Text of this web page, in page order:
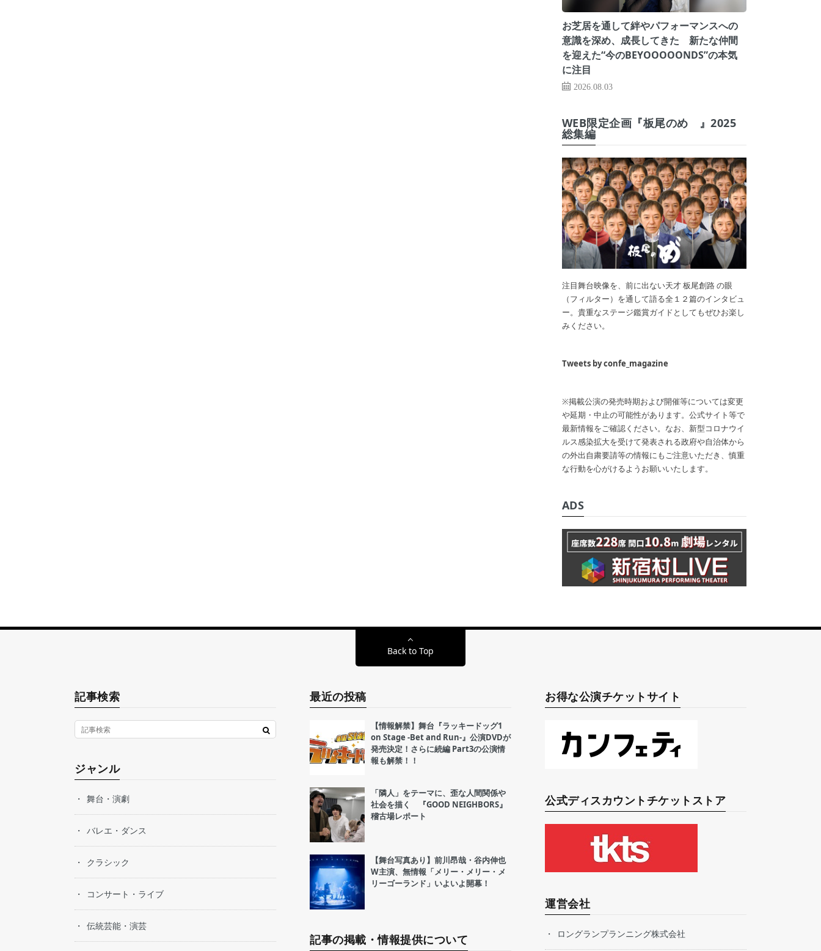
お芝居を通して絆やパフォーマンスへの
意識を深め、成長してきた 新たな仲間
を迎えた“今のBEYOOOOONDS”の本気
に注目
2026.08.03
WEB限定企画『板尾のめ゙』2025
総集編
注目舞台映像を、前に出ない天才 板尾創路 の眼
（フィルター）を通して語る全１２篇のインタビュ
ー。貴重なステージ鑑賞ガイドとしてもぜひお楽し
みください。
Tweets by confe_magazine
※掲載公演の発売時期および開催等については変更
や延期・中止の可能性があります。公式サイト等で
最新情報をご確認ください。なお、新型コロナウイ
ルス感染拡大を受けて発表される政府や自治体から
の外出自粛要請等の情報にもご注意いただき、慎重
な行動を心がけるようお願いいたします。
ADS
Back to Top
記事検索
ジャンル
舞台・演劇
バレエ・ダンス
クラシック
コンサート・ライブ
伝統芸能・演芸
最近の投稿
【情報解禁】舞台『ラッキードッグ1
on Stage -Bet and Run-』公演DVDが
発売決定！さらに続編 Part3の公演情
報も解禁！！
「隣人」をテーマに、歪な人間関係や
社会を描く 『GOOD NEIGHBORS』
稽古場レポート
【舞台写真あり】前川昂哉・谷内伸也
W主演、無情報「メリー・メリー・メ
リーゴーランド」いよいよ開幕！
記事の掲載・情報提供について
お得な公演チケットサイト
公式ディスカウントチケットストア
運営会社
ロングランプランニング株式会社